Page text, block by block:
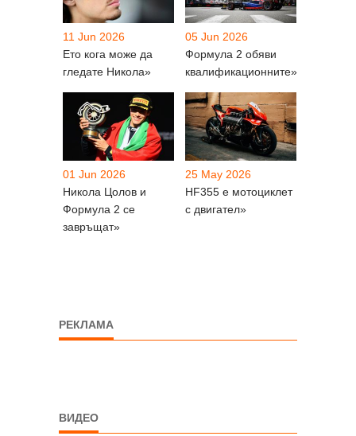
11 Jun 2026
Ето кога може да
гледате Никола»
05 Jun 2026
Формула 2 обяви
квалификационните»
01 Jun 2026
Никола Цолов и
Формула 2 се
завръщат»
25 May 2026
HF355 е мотоциклет
с двигател»
РЕКЛАМА
ВИДЕО